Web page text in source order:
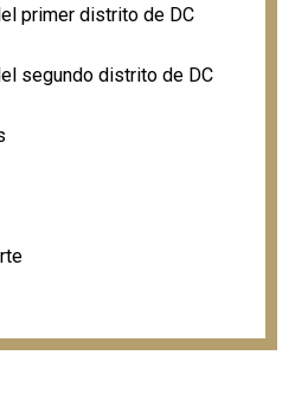
primer distrito de DC
segundo distrito de DC